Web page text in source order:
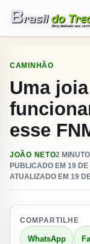
CAMINHÃO
Uma
esse
JOÃO NETO2
PUBLICADO EM 19
ATUALIZADO EM 19
COMPARTILHE
WhatsApp